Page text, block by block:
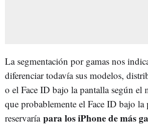
La segmentación por gamas nos
diferenciar todavía sus modelos,
o el Face ID bajo la pantalla según el
que probablemente el Face ID bajo la
reservaría para los iPhone de más